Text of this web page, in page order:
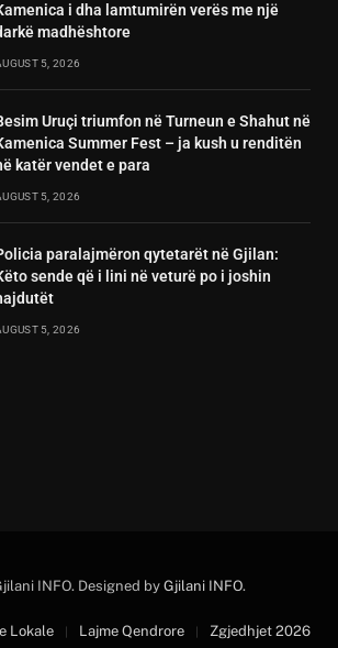
i dha lamtumirën verës me një
madhështore
5, 2026
Uruçi triumfon në Turneun e Shahut në
Summer Fest – ja kush u renditën
katër vendet e para
5, 2026
paralajmëron qytetarët në Gjilan:
sende që i lini në veturë po i joshin
5, 2026
INFO. Designed by Gjilani INFO.
Lokale Lajme Qendrore Zgjedhjet 2026